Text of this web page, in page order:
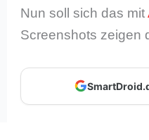
Nun soll sich das mit
Screenshots zeigen